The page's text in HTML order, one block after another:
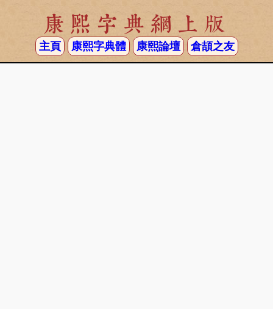
康熙字典網上版
主頁 康熙字典體 康熙論壇 倉頡之友